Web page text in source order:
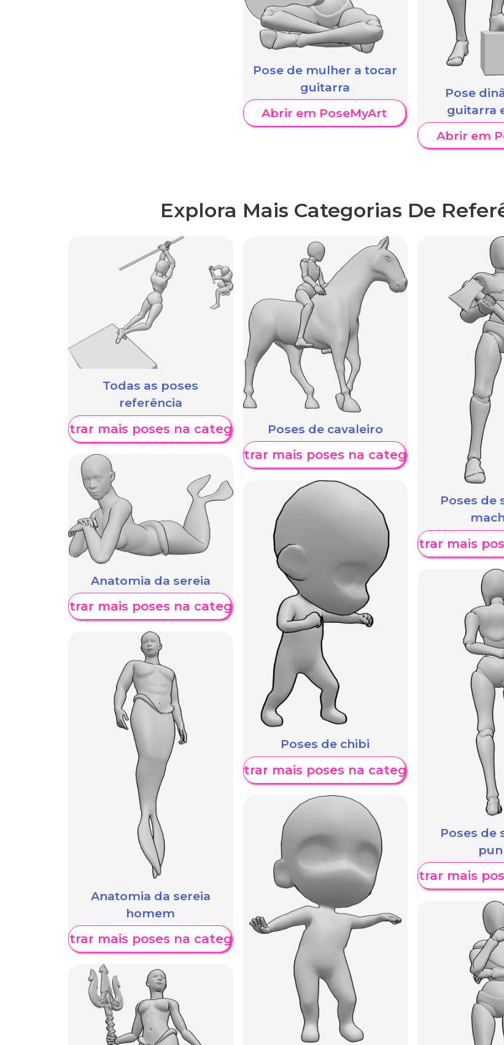
Pose de mulher a tocar
guitarra
Abrir em PoseMyArt
Pose
guitarra
Abrir em
Explora Mais Categorias De
Todas as poses
referência
Mostrar mais poses na categoria
Anatomia da sereia
Mostrar mais poses na categoria
Anatomia da sereia
homem
Mostrar mais poses na categoria
Poses de cavaleiro
Mostrar mais poses na categoria
Poses de chibi
Mostrar mais poses na categoria
Poses de
Mostrar mais
Poses de
Mostrar mais